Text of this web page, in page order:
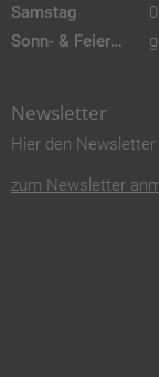
Samstag
Sonn- & Feiertags
Newsletter
Hier den
zum Newsletter